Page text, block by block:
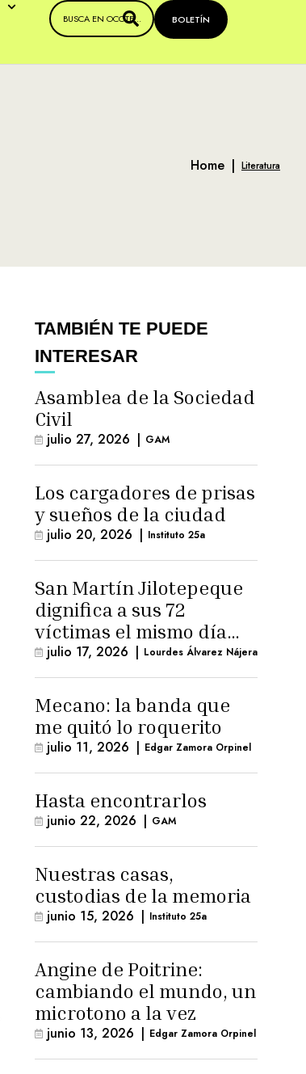
BOLETÍN
Home | Literatura
TAMBIÉN TE PUEDE
INTERESAR
Asamblea de la Sociedad
Civil
julio 27, 2026 | GAM
Los cargadores de prisas
y sueños de la ciudad
julio 20, 2026 | Instituto 25a
San Martín Jilotepeque
dignifica a sus 72
víctimas el mismo día
que Benedicto Lucas
logra arresto
domiciliario
julio 17, 2026 | Lourdes Álvarez Nájera
Mecano: la banda que
me quitó lo roquerito
julio 11, 2026 | Edgar Zamora Orpinel
Hasta encontrarlos
junio 22, 2026 | GAM
Nuestras casas,
custodias de la memoria
junio 15, 2026 | Instituto 25a
Angine de Poitrine:
cambiando el mundo, un
microtono a la vez
junio 13, 2026 | Edgar Zamora Orpinel